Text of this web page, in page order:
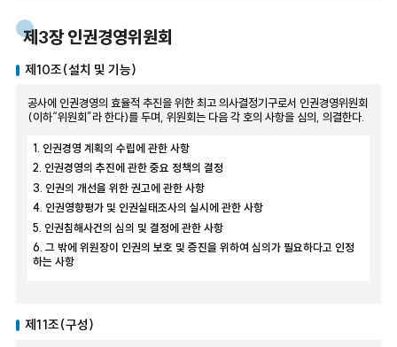
제3장 인권경영위원회
제10조(설치 및 기능)
공사에 인권경영의 효율적 추진을 위한 최고 의사결정기구로서 인권경영위원회
(이하“위원회”라 한다)를 두며, 위원회는 다음 각 호의 사항을 심의, 의결한다.
1. 인권경영 계획의 수립에 관한 사항
2. 인권경영의 추진에 관한 중요 정책의 결정
3. 인권의 개선을 위한 권고에 관한 사항
4. 인권영향평가 및 인권실태조사의 실시에 관한 사항
5. 인권침해사건의 심의 및 결정에 관한 사항
6. 그 밖에 위원장이 인권의 보호 및 증진을 위하여 심의가 필요하다고 인정
하는 사항
제11조(구성)